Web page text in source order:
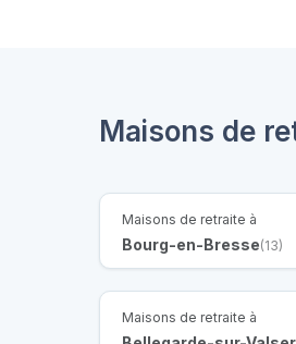
Maisons de
Maisons de retraite à
Bourg-en-Bresse(13)
Maisons de retraite à